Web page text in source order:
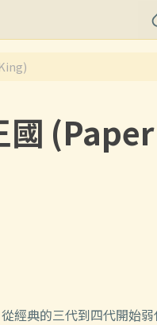
國 (Paper
經典的三代到四代開始